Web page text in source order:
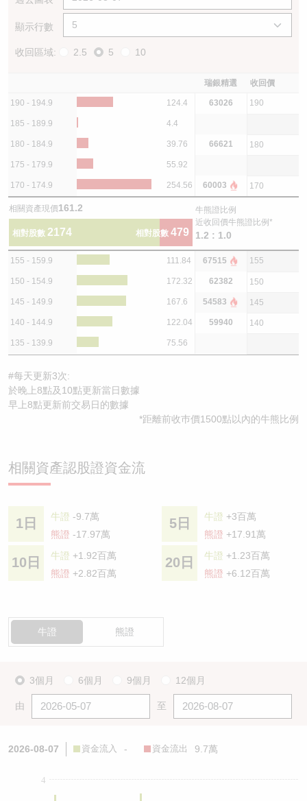
顯示行數
收回區域: 2.5 5 10
瑞銀精選 收回價
190 - 194.9 124.4 63026 190
185 - 189.9 4.4
180 - 184.9 39.76 66621 180
175 - 179.9 55.92
170 - 174.9 254.56 60003 170
相關資產現價161.2
相對股數 2174 相對股數 479
牛熊證比例
近收回價牛熊證比例*
1.2 : 1.0
155 - 159.9 111.84 67515 155
150 - 154.9 172.32 62382 150
145 - 149.9 167.6 54583 145
140 - 144.9 122.04 59940 140
135 - 139.9 75.56
#每天更新3次:
於晚上8點及10點更新當日數據
早上8點更新前交易日的數據
*距離前收巿價1500點以內的牛熊比例
相關資產認股證資金流
1日 牛證 -9.7萬
熊證 -17.97萬
5日 牛證 +3百萬
熊證 +17.91萬
10日 牛證 +1.92百萬
熊證 +2.82百萬
20日 牛證 +1.23百萬
熊證 +6.12百萬
牛證 熊證
3個月 6個月 9個月 12個月
由 至
2026-08-07 資金流入 - 資金流出 9.7萬
4